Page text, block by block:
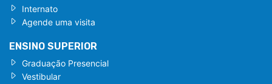
Internato
Agende uma visita
ENSINO SUPERIOR
Graduação Presencial
Vestibular